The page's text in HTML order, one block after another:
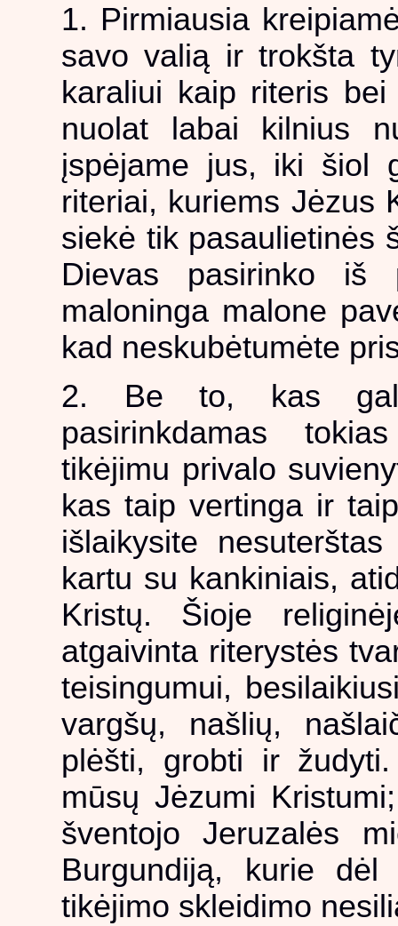
1. Pirmiausia
savo valią ir trokšta
karaliui kaip riteris
nuolat labai kilnius
įspėjame jus, iki šiol
riteriai, kuriems Jėzus
siekė tik pasaulietinės
Dievas pasirinko iš
maloninga malone
kad neskubėtumėte
2. Be to, kas
pasirinkdamas
tikėjimu privalo
kas taip vertinga ir
išlaikysite
kartu su kankiniais,
Kristų. Šioje
atgaivinta riterystės
teisingumui,
vargšų, našlių,
plėšti, grobti ir
mūsų Jėzumi
šventojo Jeruzalės
Burgundiją, kurie
tikėjimo skleidimo